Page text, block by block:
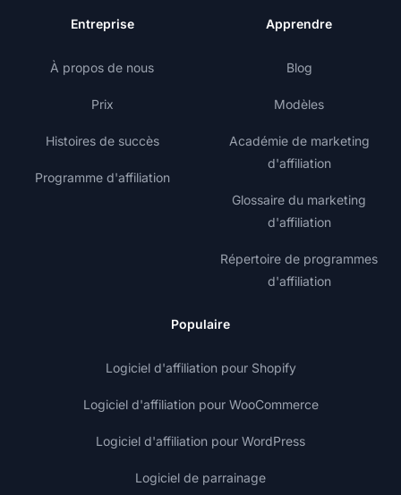
Entreprise
À propos de nous
Prix
Histoires de succès
Programme d'affiliation
Apprendre
Blog
Modèles
Académie de marketing
d'affiliation
Glossaire du marketing
d'affiliation
Répertoire de programmes
d'affiliation
Populaire
Logiciel d'affiliation pour Shopify
Logiciel d'affiliation pour WooCommerce
Logiciel d'affiliation pour WordPress
Logiciel de parrainage